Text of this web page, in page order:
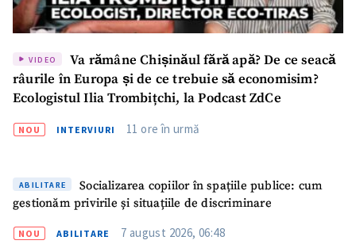
VIDEO
Va rămâne Chișinăul fără apă? De ce seacă
râurile în Europa și de ce trebuie să economisim?
Ecologistul Ilia Trombițchi, la Podcast ZdCe
NOU INTERVIURI 11 ore în urmă
ABILITARE
Socializarea copiilor în spațiile publice: cum
gestionăm privirile și situațiile de discriminare
NOU ABILITARE 7 august 2026, 06:48